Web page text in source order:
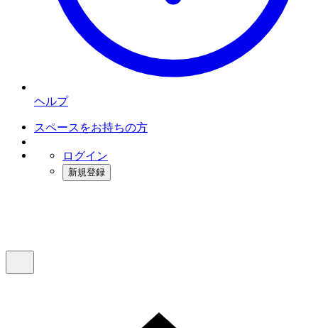
ヘルプ
スペースをお持ちの方
ログイン
新規登録